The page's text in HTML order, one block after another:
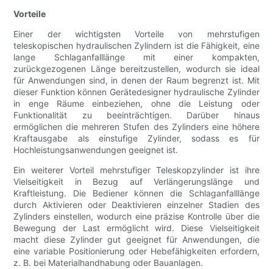
Vorteile
Einer der wichtigsten Vorteile von mehrstufigen
teleskopischen hydraulischen Zylindern ist die Fähigkeit, eine
lange Schlaganfalllänge mit einer kompakten,
zurückgezogenen Länge bereitzustellen, wodurch sie ideal
für Anwendungen sind, in denen der Raum begrenzt ist. Mit
dieser Funktion können Gerätedesigner hydraulische Zylinder
in enge Räume einbeziehen, ohne die Leistung oder
Funktionalität zu beeinträchtigen. Darüber hinaus
ermöglichen die mehreren Stufen des Zylinders eine höhere
Kraftausgabe als einstufige Zylinder, sodass es für
Hochleistungsanwendungen geeignet ist.
Ein weiterer Vorteil mehrstufiger Teleskopzylinder ist ihre
Vielseitigkeit in Bezug auf Verlängerungslänge und
Kraftleistung. Die Bediener können die Schlaganfalllänge
durch Aktivieren oder Deaktivieren einzelner Stadien des
Zylinders einstellen, wodurch eine präzise Kontrolle über die
Bewegung der Last ermöglicht wird. Diese Vielseitigkeit
macht diese Zylinder gut geeignet für Anwendungen, die
eine variable Positionierung oder Hebefähigkeiten erfordern,
z. B. bei Materialhandhabung oder Bauanlagen.